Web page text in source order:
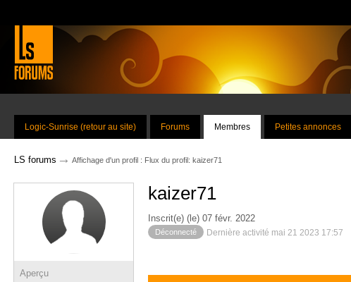
Logic-Sunrise (retour au site) Forums Membres Petites annonces
LS forums → Affichage d'un profil : Flux du profil: kaizer71
Aperçu
kaizer71
Inscrit(e) (le) 07 févr. 2022
Déconnecté Dernière activité mai 21 2023 17:57